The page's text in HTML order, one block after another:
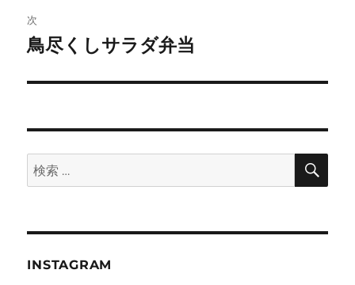
ゲ
ー
シ
ン
次
次
投
鳥尽くしサラダ弁当
検
索:
検
INSTAGRAM